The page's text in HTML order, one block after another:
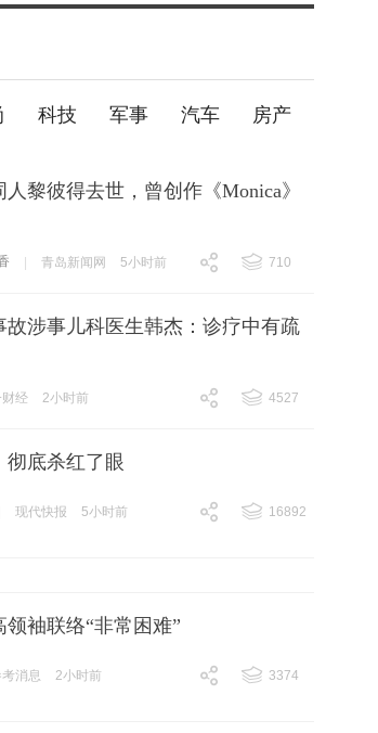
科技 军事 汽车 房产
黎彼得去世，曾创作《Monica》
青岛新闻网 5小时前
710
涉事儿科医生韩杰：诊疗中有疏
经 2小时前
4527
彻底杀红了眼
现代快报 5小时前
16892
袖联络“非常困难”
消息 2小时前
3374